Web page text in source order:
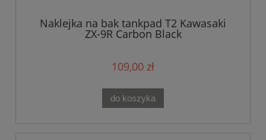
Naklejka na bak tankpad T2 Kawasaki
ZX-9R Carbon Black
109,00 zł
do koszyka